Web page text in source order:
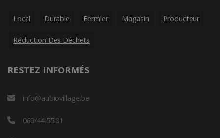
Local Durable Fermier Magasin Producteur
Réduction Des Déchets
RESTEZ INFORMÉS
info@aubiovillage.be
069/44.55.01